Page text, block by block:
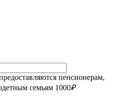
пенсионерам,
семьям 1000₽